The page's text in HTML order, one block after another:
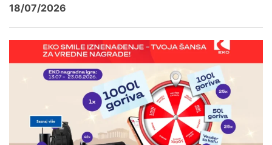
18/07/2026